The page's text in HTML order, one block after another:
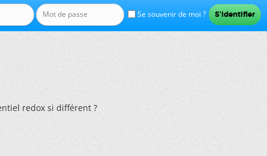
Se souvenir de moi ?
redox si différent ?